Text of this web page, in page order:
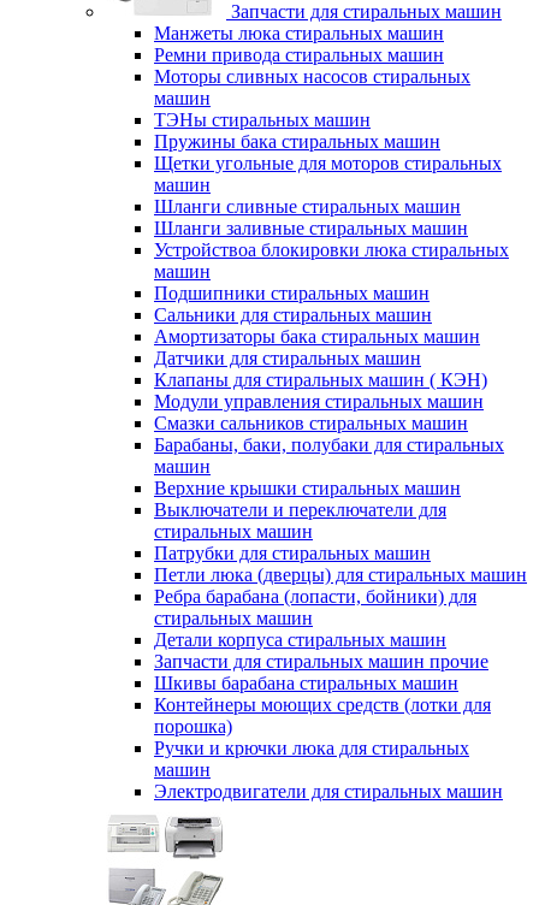
Запчасти для стиральных машин
Манжеты люка стиральных машин
Ремни привода стиральных машин
Моторы сливных насосов стиральных
машин
ТЭНы стиральных машин
Пружины бака стиральных машин
Щетки угольные для моторов стиральных
машин
Шланги сливные стиральных машин
Шланги заливные стиральных машин
Устройствоа блокировки люка стиральных
машин
Подшипники стиральных машин
Сальники для стиральных машин
Амортизаторы бака стиральных машин
Датчики для стиральных машин
Клапаны для стиральных машин ( КЭН)
Модули управления стиральных машин
Смазки сальников стиральных машин
Барабаны, баки, полубаки для стиральных
машин
Верхние крышки стиральных машин
Выключатели и переключатели для
стиральных машин
Патрубки для стиральных машин
Петли люка (дверцы) для стиральных машин
Ребра барабана (лопасти, бойники) для
стиральных машин
Детали корпуса стиральных машин
Запчасти для стиральных машин прочие
Шкивы барабана стиральных машин
Контейнеры моющих средств (лотки для
порошка)
Ручки и крючки люка для стиральных
машин
Электродвигатели для стиральных машин